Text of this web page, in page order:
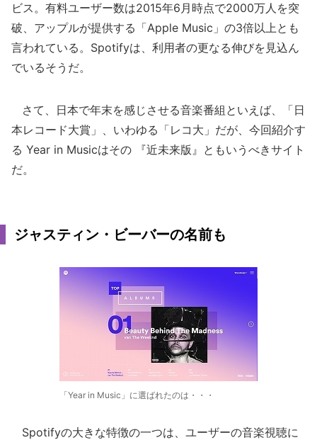
ビス。有料ユーザー数は2015年6月時点で2000万人を突
破、アップルが提供する「Apple Music」の3倍以上とも
言われている。Spotifyは、利用者の更なる伸びを見込ん
でいるそうだ。
さて、日本で年末を感じさせる音楽番組といえば、「日
本レコード大賞」、いわゆる「レコ大」だが、今回紹介す
る Year in Musicはその 『近未来版』ともいうべきサイト
だ。
ジャスティン・ビーバーの名前も
「Year in Music」に選ばれたのは・・・
Spotifyの大きな特徴の一つは、ユーザーの音楽視聴に